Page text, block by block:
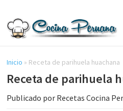
contenido
lateral
principal
Cocina
Peruana,
Recetas
de
Comida
Inicio » Receta de parihuela huachana
Receta de parihuela
Publicado por Recetas Cocina